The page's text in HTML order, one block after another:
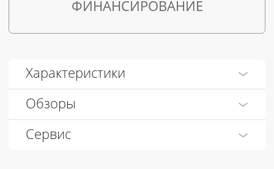
ФИНАНСИРОВАНИЕ
Характеристики
Обзоры
Сервис